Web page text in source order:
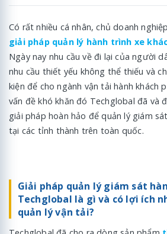
Có rất nhiều cá nhân, chủ doanh
giải pháp quản lý hành trình xe
Ngày nay nhu cầu về đi lại của người
nhu cầu thiết yếu không thể thiếu và
kiện để cho ngành vận tải hành khách
vấn đề khó khăn đó Techglobal đã và
giải pháp hoàn hảo để quản lý giám
tại các tỉnh thành trên toàn quốc.
Giải pháp quản lý giám sát
Techglobal là gì và có lợi ích
quản lý vận tải?